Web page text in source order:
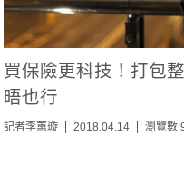
買保險更科技！打包
晤也行
記者李蕙璇 2018.04.14 瀏覽數